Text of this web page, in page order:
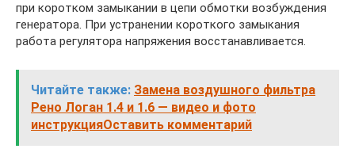
при коротком замыкании в цепи обмотки возбуждения
генератора. При устранении короткого замыкания
работа регулятора напряжения восстанавливается.
Читайте также: Замена воздушного фильтра
Рено Логан 1.4 и 1.6 — видео и фото
инструкцияОставить комментарий